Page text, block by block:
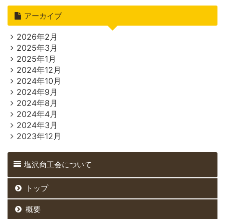
アーカイブ
2026年2月
2025年3月
2025年1月
2024年12月
2024年10月
2024年9月
2024年8月
2024年4月
2024年3月
2023年12月
塩沢商工会について
トップ
概要